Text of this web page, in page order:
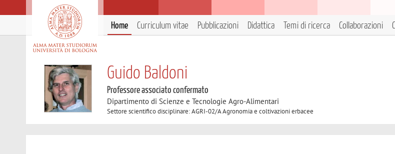
Home Curriculum vitae Pubblicazioni Didattica Temi di ricerca Collaborazioni
Guido Baldoni
Professore associato confermato
Dipartimento di Scienze e Tecnologie Agro-Alimentari
Settore scientifico disciplinare: AGRI-02/A Agronomia e coltivazioni erbacee